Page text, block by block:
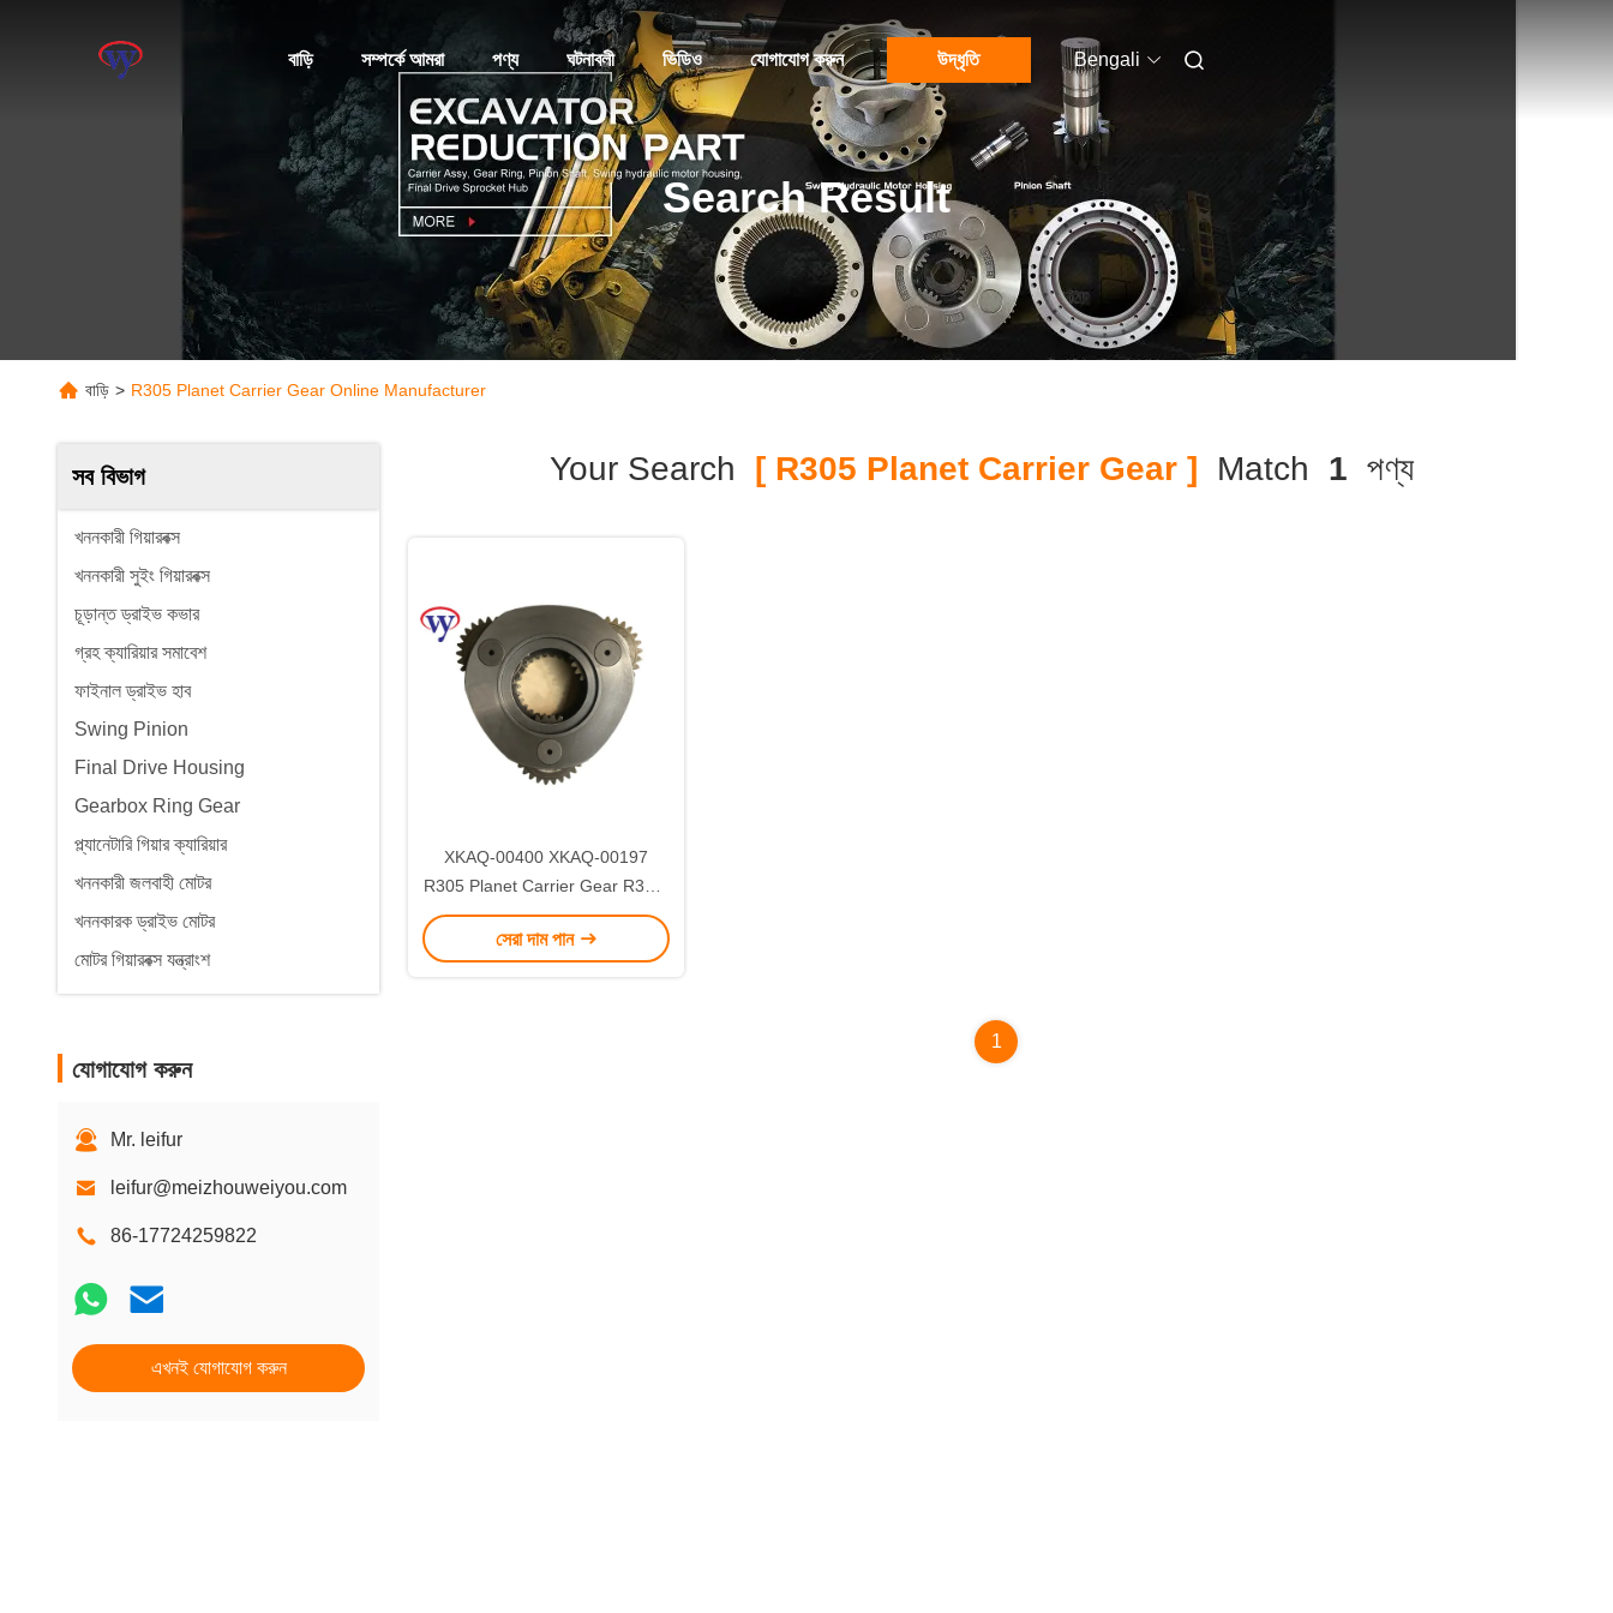
বাড়ি সম্পর্কে আমরা পণ্য ঘটনাবলী ভিডিও যোগাযোগ করুন উদ্ধৃতি Bengali
Search Result
বাড়ি > R305 Planet Carrier Gear Online Manufacturer
সব বিভাগ
খননকারী গিয়ারবক্স
খননকারী সুইং গিয়ারবক্স
চূড়ান্ত ড্রাইভ কভার
গ্রহ ক্যারিয়ার সমাবেশ
ফাইনাল ড্রাইভ হাব
Swing Pinion
Final Drive Housing
Gearbox Ring Gear
প্ল্যানেটারি গিয়ার ক্যারিয়ার
খননকারী জলবাহী মোটর
খননকারক ড্রাইভ মোটর
মোটর গিয়ারবক্স যন্ত্রাংশ
যোগাযোগ করুন
Mr. leifur
leifur@meizhouweiyou.com
86-17724259822
এখনই যোগাযোগ করুন
Your Search [ R305 Planet Carrier Gear ] Match 1 পণ্য
XKAQ-00400 XKAQ-00197
R305 Planet Carrier Gear R305-
7 DH320 SY285C-8
সেরা দাম পান
1